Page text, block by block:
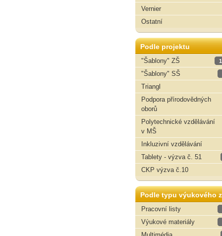
Vernier
Ostatní
Podle projektu
"Šablony" ZŠ
"Šablony" SŠ
Triangl
Podpora přírodovědných
oborů
Polytechnické vzdělávání
v MŠ
Inkluzivní vzdělávání
Tablety - výzva č. 51
CKP výzva č.10
Podle typu výukového
Pracovní listy
Výukové materiály